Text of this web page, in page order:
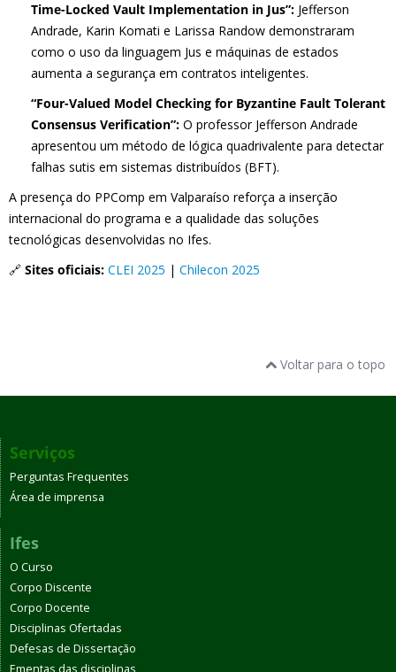
Time-Locked Vault Implementation in Jus”: Jefferson
Andrade, Karin Komati e Larissa Randow demonstraram
como o uso da linguagem Jus e máquinas de estados
aumenta a segurança em contratos inteligentes.
“Four-Valued Model Checking for Byzantine Fault Tolerant
Consensus Verification”: O professor Jefferson Andrade
apresentou um método de lógica quadrivalente para detectar
falhas sutis em sistemas distribuídos (BFT).
A presença do PPComp em Valparaíso reforça a inserção
internacional do programa e a qualidade das soluções
tecnológicas desenvolvidas no Ifes.
🔗 Sites oficiais: CLEI 2025 | Chilecon 2025
Voltar para o topo
Serviços
Perguntas Frequentes
Área de imprensa
Ifes
O Curso
Corpo Discente
Corpo Docente
Disciplinas Ofertadas
Defesas de Dissertação
Ementas das disciplinas